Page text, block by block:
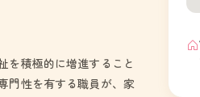
を積極的に増進すること
門性を有する職員が、家